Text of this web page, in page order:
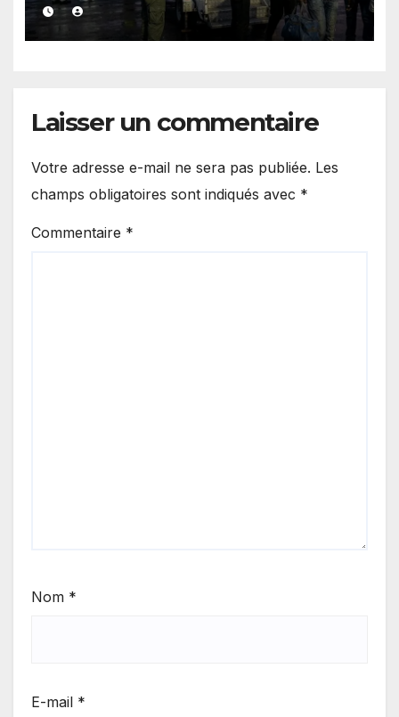
et de Madrid
Laisser un commentaire
Votre adresse e-mail ne sera pas publiée. Les
champs obligatoires sont indiqués avec *
Commentaire *
Nom *
E-mail *